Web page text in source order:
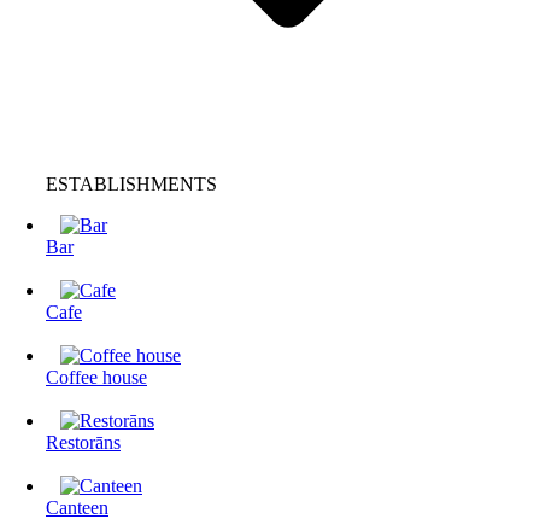
ESTABLISHMENTS
Bar
Cafe
Coffee house
Restorāns
Canteen